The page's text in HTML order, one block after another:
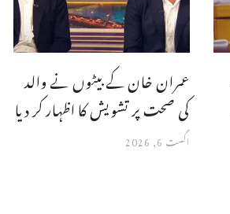
عمران خان کے بیٹوں نے والد
کی صحت پر تشویش کا اظہار کر دیا
اگست 6, 2026